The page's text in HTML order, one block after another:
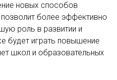
новых способов
более эффективно
роль в развитии и
будет играть повышение
школ и образовательных